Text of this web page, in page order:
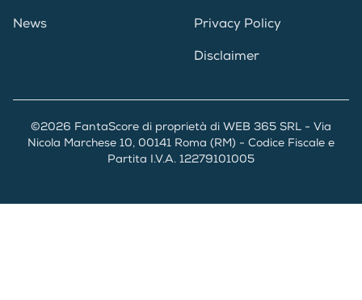
News Privacy Policy
Disclaimer
©2026 FantaScore di proprietà di WEB 365 SRL - Via
Nicola Marchese 10, 00141 Roma (RM) - Codice Fiscale e
Partita I.V.A. 12279101005